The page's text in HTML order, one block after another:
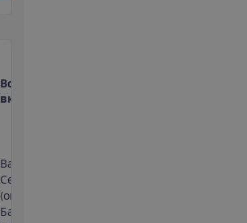
Все
включено
Ванна или душ
Сейф
(оплачивается)
Балкон